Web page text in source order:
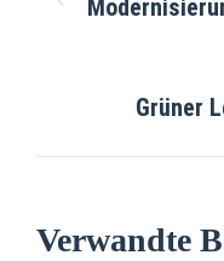
Grüner
Verwandte